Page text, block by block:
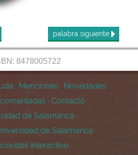
palabra siguiente
8478005722
· Menciones · Novedades ·
· Contacto ·
de Salamanca ·
de Salamanca ·
interactivo